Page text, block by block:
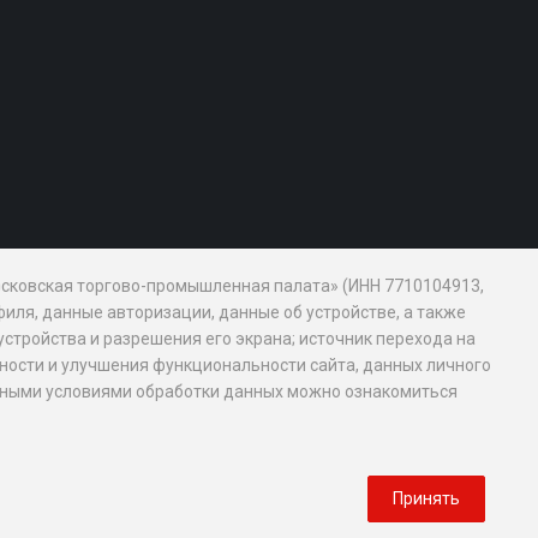
торгово-промышленная палата» (ИНН 7710104913,
данные авторизации, данные об устройстве, а также
и разрешения его экрана; источник перехода на
и улучшения функциональности сайта, данных личного
условиями обработки данных можно ознакомиться
Принять